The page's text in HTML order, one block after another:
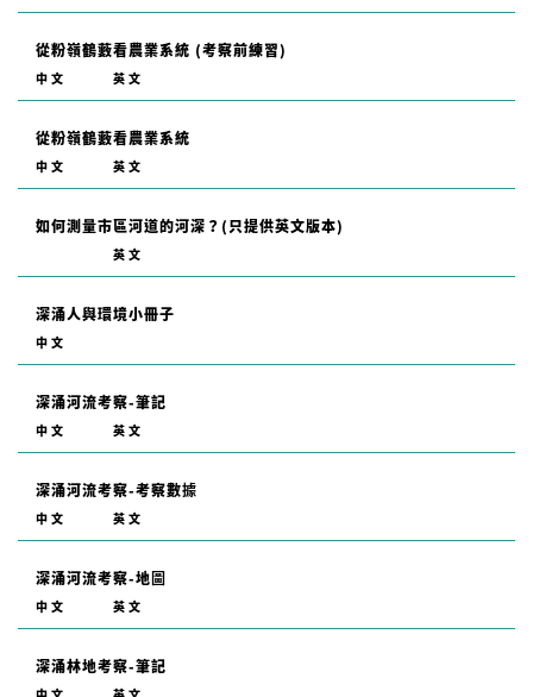
從粉嶺鶴藪看農業系統 (考察前練習)
中文 英文
從粉嶺鶴藪看農業系統
中文 英文
如何測量市區河道的河深？(只提供英文版本)
英文
深涌人與環境小冊子
中文
深涌河流考察-筆記
中文 英文
深涌河流考察-考察數據
中文 英文
深涌河流考察-地圖
中文 英文
深涌林地考察-筆記